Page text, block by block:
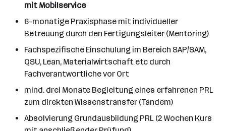
mit Mobilservice
6-monatige Praxisphase mit individueller
Betreuung durch den Fertigungsleiter (Mentoring)
Fachspezifische Einschulung im Bereich SAP/SAM,
QSU, Lean, Materialwirtschaft etc durch
Fachverantwortliche vor Ort
mind. drei Monate Begleitung eines erfahrenen PRL
zum direkten Wissenstransfer (Tandem)
Absolvierung Grundausbildung PRL (2 Wochen Kurs